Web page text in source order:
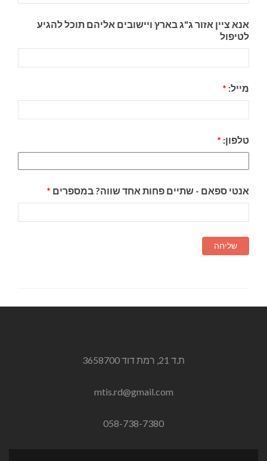
אנא ציין אזור ג"ג בארץ ויישובים אליהם תוכל להגיע
לטיפול
מייל: *
טלפון: *
אנטי ספאם - שתיים פחות אחד שווה? במספרים *
ת.ד 21, רמת דוד 3658700
mtis.rd@gmail.com
058-738-7380